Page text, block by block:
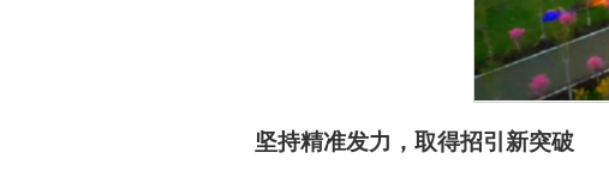
坚持精准发力，取得招引新突破